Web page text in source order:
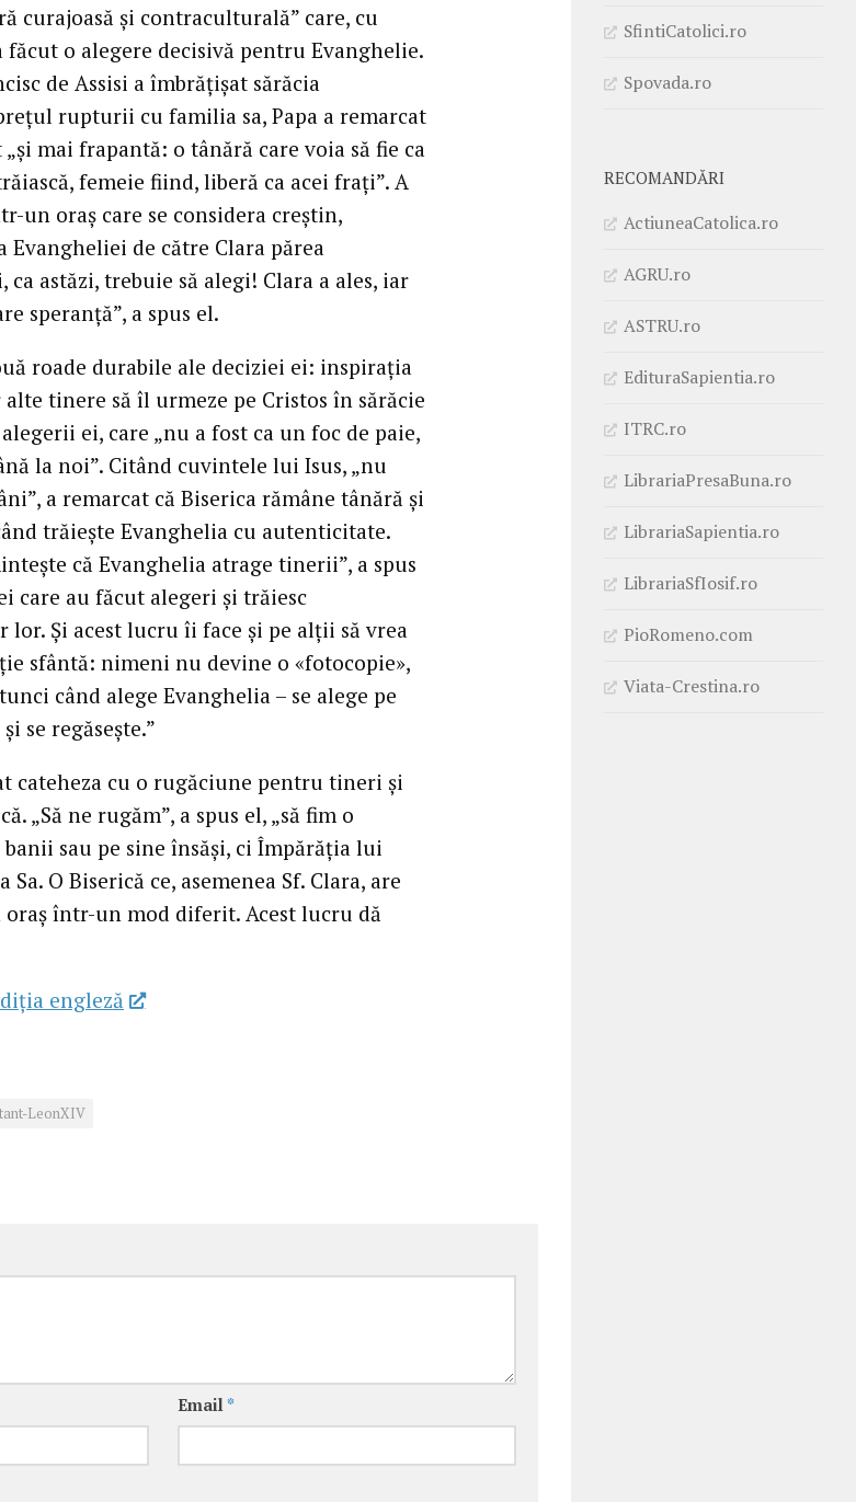
curajoasă și contraculturală” care, cu
o alegere decisivă pentru Evanghelie.
de Assisi a îmbrățișat sărăcia
rupturii cu familia sa, Papa a remarcat
mai frapantă: o tânără care voia să fie ca
femeie fiind, liberă ca acei frați”. A
un oraș care se considera creștin,
Evangheliei de către Clara părea
astăzi, trebuie să alegi! Clara a ales, iar
speranță”, a spus el.
roade durabile ale deciziei ei: inspirația
tinere să îl urmeze pe Cristos în sărăcie
ei, care „nu a fost ca un foc de paie,
la noi”. Citând cuvintele lui Isus, „nu
a remarcat că Biserica rămâne tânără și
trăiește Evanghelia cu autenticitate.
că Evanghelia atrage tinerii”, a spus
care au făcut alegeri și trăiesc
lor. Și acest lucru îi face și pe alții să vrea
sfântă: nimeni nu devine o «fotocopie»,
când alege Evanghelia – se alege pe
se regăsește.”
cateheza cu o rugăciune pentru tineri și
„Să ne rugăm”, a spus el, „să fim o
sau pe sine însăși, ci Împărăția lui
O Biserică ce, asemenea Sf. Clara, are
oraș într-un mod diferit. Acest lucru dă
engleză
LeonXIV
Email *
SfintiCatolici.ro
Spovada.ro
RECOMANDĂRI
ActiuneaCatolica.ro
AGRU.ro
ASTRU.ro
EdituraSapientia.ro
ITRC.ro
LibrariaPresaBuna.ro
LibrariaSapientia.ro
LibrariaSfIosif.ro
PioRomeno.com
Viata-Crestina.ro